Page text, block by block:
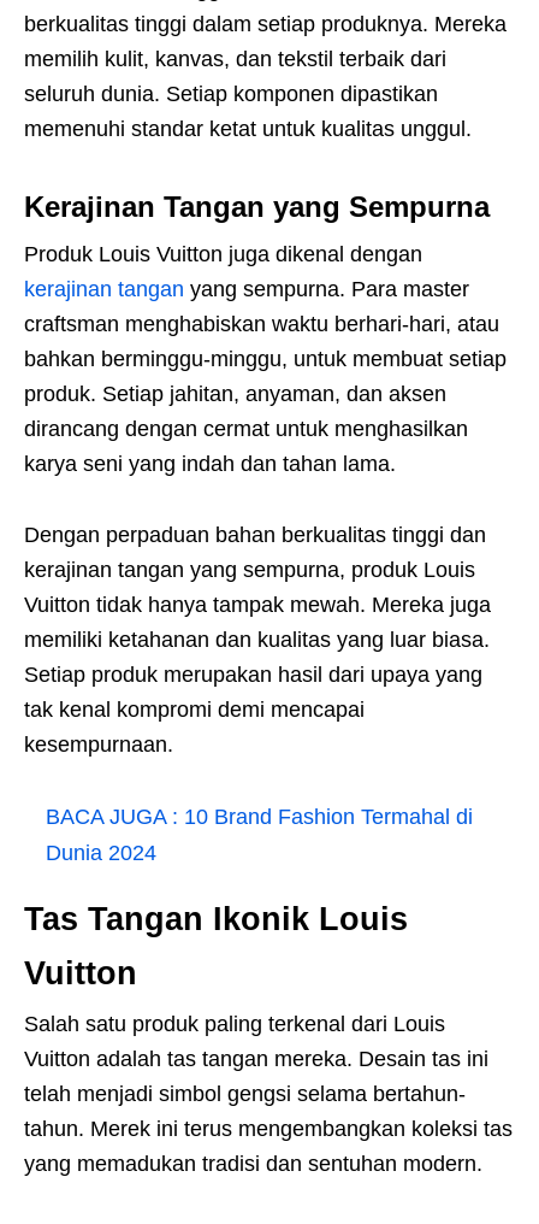
berkualitas tinggi dalam setiap produknya. Mereka
memilih kulit, kanvas, dan tekstil terbaik dari
seluruh dunia. Setiap komponen dipastikan
memenuhi standar ketat untuk kualitas unggul.
Kerajinan Tangan yang Sempurna
Produk Louis Vuitton juga dikenal dengan
kerajinan tangan yang sempurna. Para master
craftsman menghabiskan waktu berhari-hari, atau
bahkan berminggu-minggu, untuk membuat setiap
produk. Setiap jahitan, anyaman, dan aksen
dirancang dengan cermat untuk menghasilkan
karya seni yang indah dan tahan lama.
Dengan perpaduan bahan berkualitas tinggi dan
kerajinan tangan yang sempurna, produk Louis
Vuitton tidak hanya tampak mewah. Mereka juga
memiliki ketahanan dan kualitas yang luar biasa.
Setiap produk merupakan hasil dari upaya yang
tak kenal kompromi demi mencapai
kesempurnaan.
BACA JUGA : 10 Brand Fashion Termahal di
Dunia 2024
Tas Tangan Ikonik Louis
Vuitton
Salah satu produk paling terkenal dari Louis
Vuitton adalah tas tangan mereka. Desain tas ini
telah menjadi simbol gengsi selama bertahun-
tahun. Merek ini terus mengembangkan koleksi tas
yang memadukan tradisi dan sentuhan modern.